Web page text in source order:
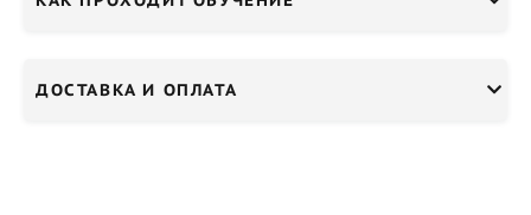
ДОСТАВКА И ОПЛАТА